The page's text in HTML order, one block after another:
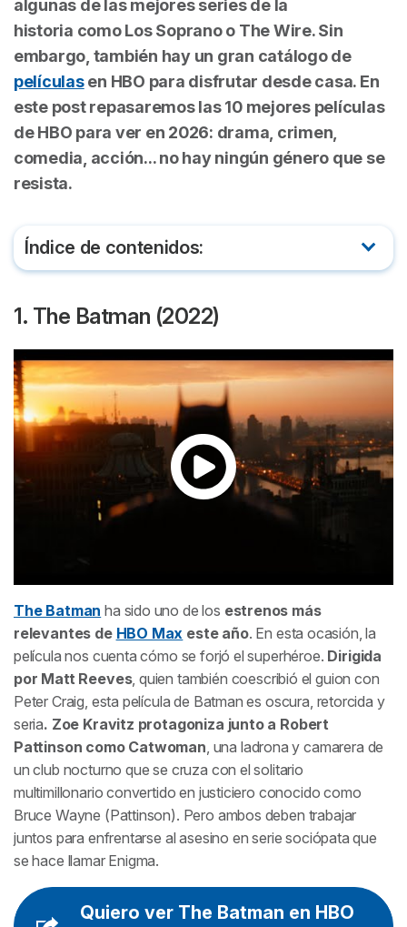
algunas de las mejores series de la
historia comoLos Sopranoo The Wire. Sin
embargo, también hay un gran catálogo de
películasen HBO para disfrutar desde casa. En
este post repasaremoslas 10 mejores películas
de HBO para ver en 2026: drama, crimen,
comedia, acción... no hay ningún género que se
resista.
Índice de contenidos:
2. Animales fantásticos: Los secretos de
Dumbledore (2022)
3. El método Williams (2021)
4. Reminiscencia (2021)
5. Dune (2021)
8. Cry Macho (2021)
9. Harry Potter (2001-2011)
10. Matrix Resurrections (2021)
1. The Batman (2022)
The Batman ha sido uno de los estrenos más
relevantes de HBO Max este año. En esta ocasión, la
película nos cuenta cómo se forjó el superhéroe. Dirigida
por Matt Reeves, quien también coescribió el guion con
Peter Craig, esta película de Batman es oscura, retorcida y
seria. Zoe Kravitz protagoniza junto a Robert
Pattinson como Catwoman , una ladrona y camarera de
un club nocturno que se cruza con el solitario
multimillonario convertido en justiciero conocido como
Bruce Wayne (Pattinson). Pero ambos deben trabajar
juntos para enfrentarse al asesino en serie sociópata que
se hace llamar Enigma.
Quiero ver The Batman en HBO